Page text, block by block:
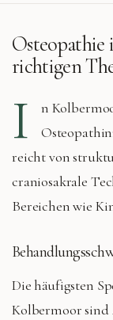
Osteopathie
richtigen
I n
reicht von
craniosakrale
Bereichen wie
Die häufigsten
Kolbermoorsind